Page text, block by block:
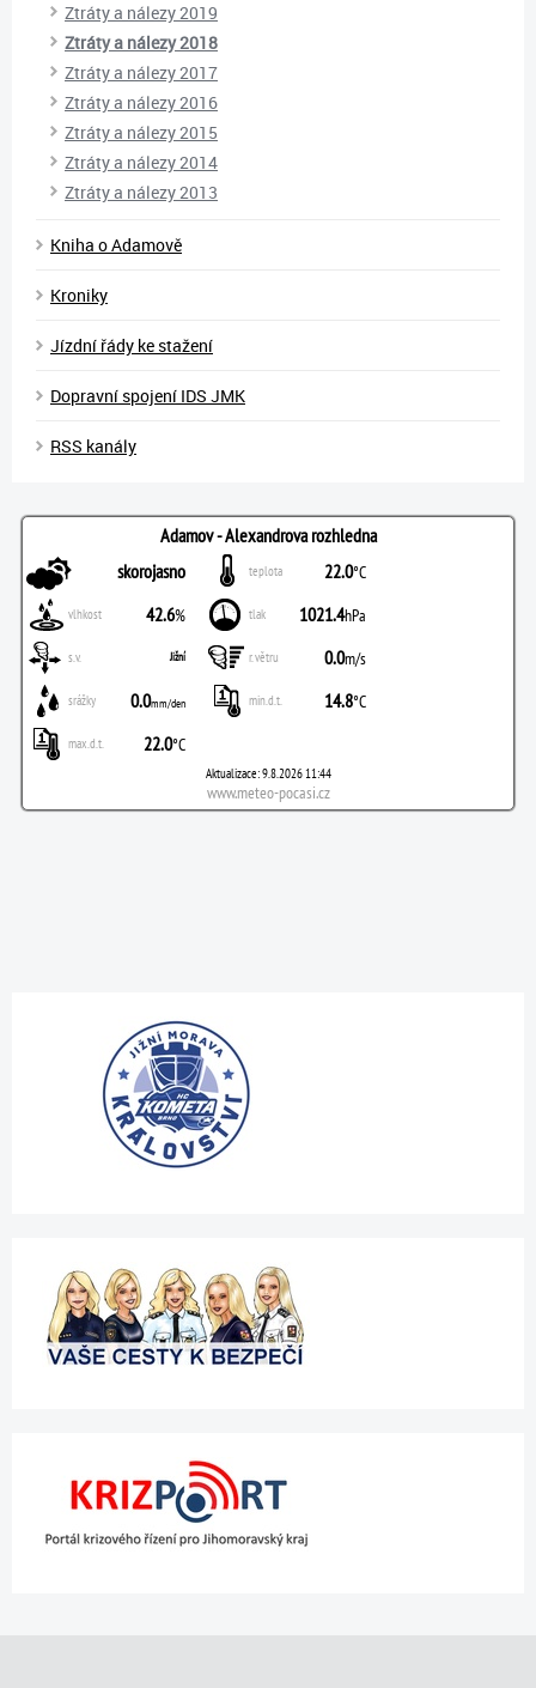
Ztráty a nálezy 2019
Ztráty a nálezy 2018
Ztráty a nálezy 2017
Ztráty a nálezy 2016
Ztráty a nálezy 2015
Ztráty a nálezy 2014
Ztráty a nálezy 2013
Kniha o Adamově
Kroniky
Jízdní řády ke stažení
Dopravní spojení IDS JMK
RSS kanály